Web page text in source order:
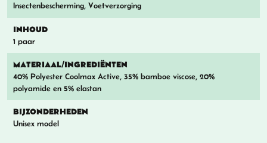
Insectenbescherming, Voetverzorging
INHOUD
1 paar
MATERIAAL/INGREDIËNTEN
40% Polyester Coolmax Active, 35% bamboe viscose, 20%
polyamide en 5% elastan
BIJZONDERHEDEN
Unisex model